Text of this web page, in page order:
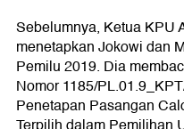
Sebelumnya, Ketua KPU
menetapkan Jokowi dan
Pemilu 2019. Dia
Nomor 1185/
Penetapan Pasangan